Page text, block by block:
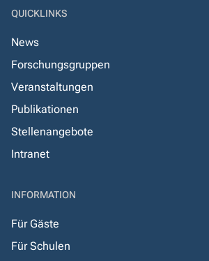
QUICKLINKS
News
Forschungsgruppen
Veranstaltungen
Publikationen
Stellenangebote
Intranet
INFORMATION
Für Gäste
Für Schulen